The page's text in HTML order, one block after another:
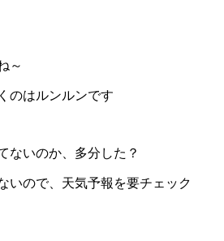
～
のはルンルンです
ないのか、多分した？
いので、天気予報を要チェック